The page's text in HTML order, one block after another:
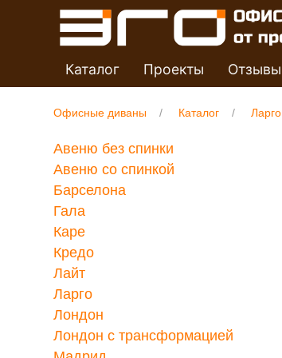
Каталог Проекты Отзывы
Офисные диваны Каталог Ларго
Авеню без спинки
Авеню со спинкой
Барселона
Гала
Каре
Кредо
Лайт
Ларго
Лондон
Лондон с трансформацией